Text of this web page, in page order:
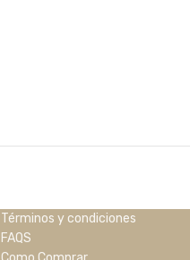
Términos y condiciones
FAQS